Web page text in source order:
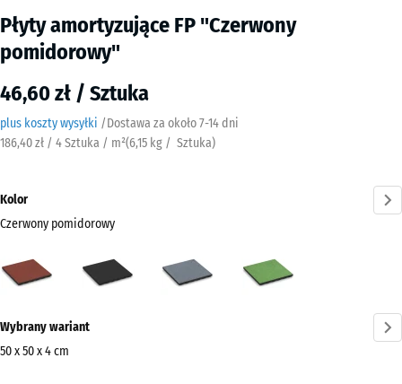
Płyty amortyzujące FP "Czerwony
pomidorowy"
46,60 zł / Sztuka
plus koszty wysyłki /Dostawa za około7-14 dni
186,40 zł / 4 Sztuka / m²(6,15 kg / Sztuka)
Kolor
Czerwony pomidorowy
pomidorowy
informacji
o
Wybrany wariant
50 x 50 x 4 cm